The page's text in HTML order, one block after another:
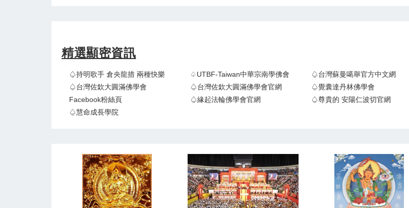
精選顯密資訊
♤持明歌手 倉央龍措 兩種快樂 ♤UTBF-Taiwan中華宗南學佛會
♤台灣蘇曼噶舉官方中文網
♤台灣佐欽大圓滿佛學會
Facebook粉絲頁
♤台灣佐欽大圓滿佛學會官網
♤覺囊達丹林佛學會
♤緣起法輪佛學會官網
♤尊貴的 安陽仁波切官網
♤慧命成長學院